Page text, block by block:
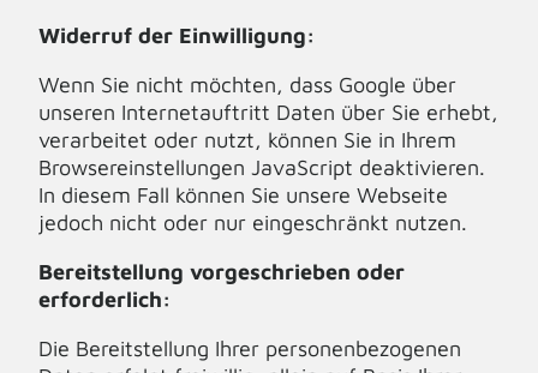
Widerruf der Einwilligung:
Wenn Sie nicht möchten, dass Google über
unseren Internetauftritt Daten über Sie erhebt,
verarbeitet oder nutzt, können Sie in Ihrem
Browsereinstellungen JavaScript deaktivieren.
In diesem Fall können Sie unsere Webseite
jedoch nicht oder nur eingeschränkt nutzen.
Bereitstellung vorgeschrieben oder
erforderlich:
Die Bereitstellung Ihrer personenbezogenen